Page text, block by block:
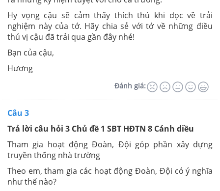
Hy vọng cậu sẽ cảm thấy thích thú khi đọc về trải
nghiệm này của tớ. Hãy chia sẻ với tớ về những điều
thú vị cậu đã trải qua gần đây nhé!
Bạn của cậu,
Hương
Đánh giá:
Câu 3
Trả lời câu hỏi 3 Chủ đề 1 SBT HĐTN 8 Cánh diều
Tham gia hoạt động Đoàn, Đội góp phần xây dựng
truyền thống nhà trường
Theo em, tham gia các hoạt động Đoàn, Đội có ý nghĩa
như thế nào?